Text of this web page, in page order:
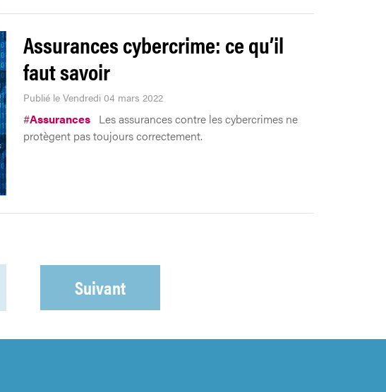
Assurances cybercrime: ce qu’il
faut savoir
Publié le Vendredi 04 mars 2022
#Assurances Les assurances contre les cybercrimes ne
protègent pas toujours correctement.
Suivant